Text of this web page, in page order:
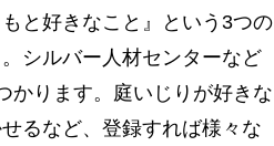
と好きなこと』という3つの
シルバー人材センターなど
かります。庭いじりが好きな
るなど、登録すれば様々な